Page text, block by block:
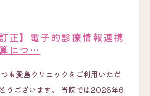
正】電子的診療情報連携
につ…
も愛島クリニックをご利用いただ
うございます。 当院では2026年6